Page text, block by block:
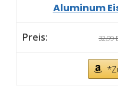
Aluminum
32,99